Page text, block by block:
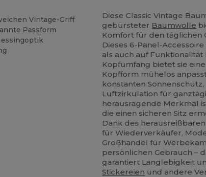
Vintage-Griff
Passform
Diese Classic Vintage
gebürsteter Baumwolle
Komfort für den täglichen
Dieses 6-Panel-
als auch auf
Kopfumfang bietet sie
Kopfform mühelos
konstanten
Luftzirkulation für
herausragende Merkmal
die einen sicheren Sitz
Dank des
für Wiederverkäufer,
Großhandel für
persönlichen Gebrauch –
garantiert Langlebigkeit
Stickereien und andere